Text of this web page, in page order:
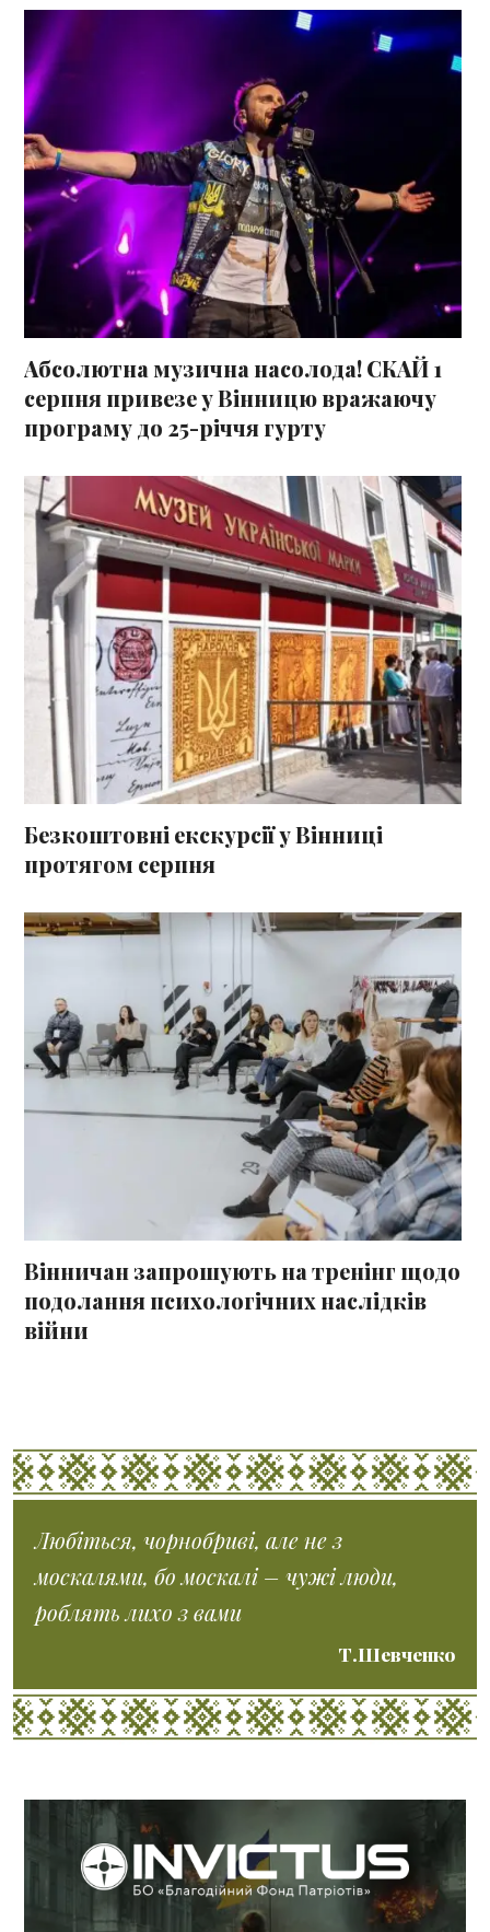
Абсолютна музична насолода! СКАЙ 1
серпня привезе у Вінницю вражаючу
програму до 25-річчя гурту
Безкоштовні екскурсії у Вінниці
протягом серпня
Вінничан запрошують на тренінг щодо
подолання психологічних наслідків
війни
Любіться, чорнобриві, але не з
москалями, бо москалі – чужі люди,
роблять лихо з вами
Т.Шевченко